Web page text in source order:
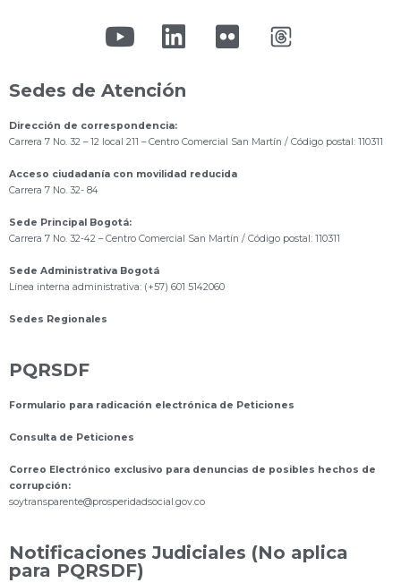
Sedes de Atención
Dirección de correspondencia:
Carrera 7 No. 32 – 12 local 211 – Centro Comercial San Martín / Código postal: 110311
Acceso ciudadanía con movilidad reducida
Carrera 7 No. 32- 84
Sede Principal Bogotá:
Carrera 7 No. 32-42 – Centro Comercial San Martín / Código postal: 110311
Sede Administrativa Bogotá
Línea interna administrativa: (+57) 601 5142060
Sedes Regionales
PQRSDF
Formulario para radicación electrónica de Peticiones
Consulta de Peticiones
Correo Electrónico exclusivo para denuncias de posibles hechos de
corrupción:
soytransparente@prosperidadsocial.gov.co
Notificaciones Judiciales (No aplica
para PQRSDF)